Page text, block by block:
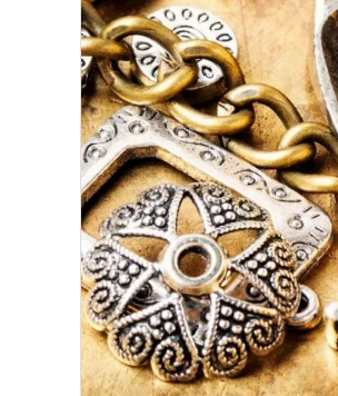
誕生石から選ぶ
願い事から選ぶ
シリーズから選ぶ
支払方法について
配送・送料について
特定商取引法に基づく表記
プライバシーポリシー
お問い合わせ